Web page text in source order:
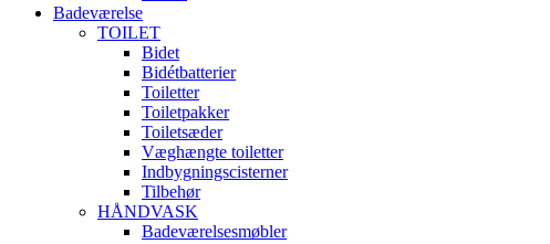
Badeværelse
TOILET
Bidet
Bidétbatterier
Toiletter
Toiletpakker
Toiletsæder
Væghængte toiletter
Indbygningscisterner
Tilbehør
HÅNDVASK
Badeværelsesmøbler